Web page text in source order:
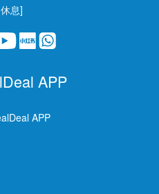
息]
APP